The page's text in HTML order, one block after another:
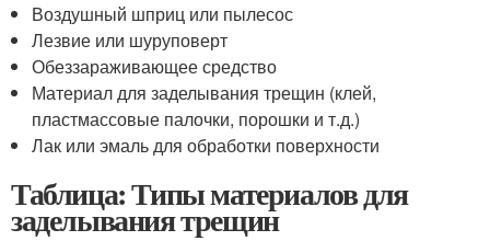
Воздушный шприц или пылесос
Лезвие или шуруповерт
Обеззараживающее средство
Материал для заделывания трещин (клей,
пластмассовые палочки, порошки и т.д.)
Лак или эмаль для обработки поверхности
Таблица: Типы материалов для
заделывания трещин